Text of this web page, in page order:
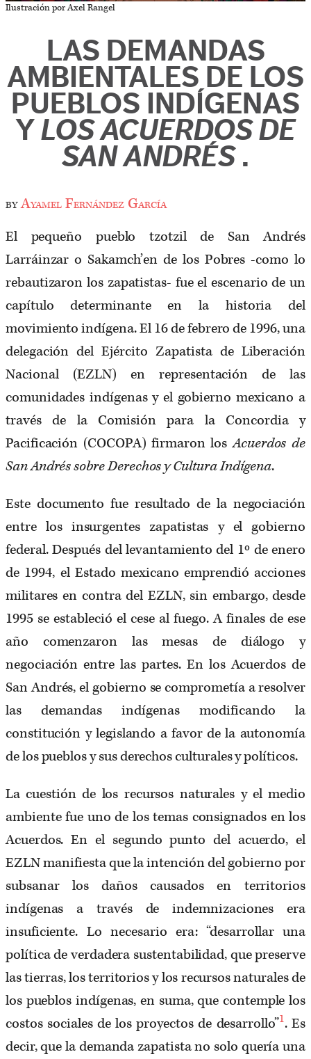
Ilustración por Axel Rangel
LAS DEMANDAS
AMBIENTALES DE LOS
PUEBLOS INDÍGENAS
Y LOS ACUERDOS DE
SAN ANDRÉS.
byAyamel Fernández García
El pequeño pueblo tzotzil de San Andrés
Larráinzar o Sakamch’en de los Pobres -como lo
rebautizaron los zapatistas- fue el escenario de un
capítulo determinante en la historia del
movimiento indígena. El 16 de febrero de 1996, una
delegación del Ejército Zapatista de Liberación
Nacional (EZLN) en representación de las
comunidades indígenas y el gobierno mexicano a
través de la Comisión para la Concordia y
Pacificación (COCOPA) firmaron losAcuerdos de
San Andrés sobre Derechos y Cultura Indígena.
Este documento fue resultado de la negociación
entre los insurgentes zapatistas y el gobierno
federal. Después del levantamiento del 1º de enero
de 1994, el Estado mexicano emprendió acciones
militares en contra del EZLN, sin embargo, desde
1995 se estableció el cese al fuego. A finales de ese
año comenzaron las mesas de diálogo y
negociación entre las partes. En los Acuerdos de
San Andrés, el gobierno se comprometía a resolver
las demandas indígenas modificando la
constitución y legislando a favor de la autonomía
de los pueblos y sus derechos culturales y políticos.
La cuestión de los recursos naturales y el medio
ambiente fue uno de los temas consignados en los
Acuerdos. En el segundo punto del acuerdo, el
EZLN manifiesta que la intención del gobierno por
subsanar los daños causados en territorios
indígenas a través de indemnizaciones era
insuficiente. Lo necesario era: “desarrollar una
política de verdadera sustentabilidad, que preserve
las tierras, los territorios y los recursos naturales de
los pueblos indígenas, en suma, que contemple los
costos sociales de los proyectos de desarrollo”1. Es
decir, que la demanda zapatista no solo quería una